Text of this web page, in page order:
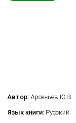
Автор: Арсеньев Ю.В.
Язык книги: Русский